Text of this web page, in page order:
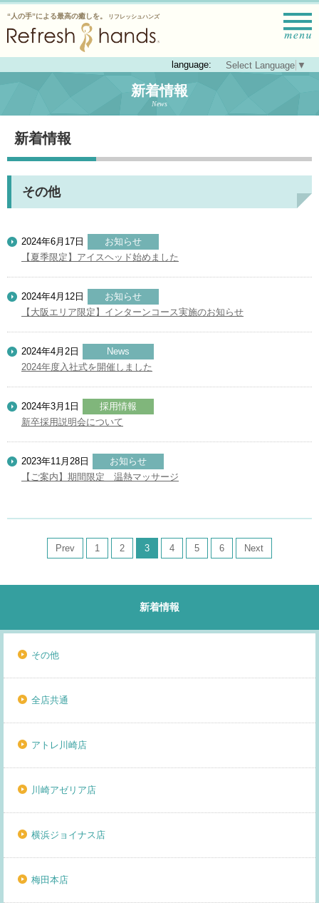
“人の手”による最高の癒しを。 リフレッシュハンズ
language: Select Language ▼
新着情報
News
新着情報
その他
2024年6月17日
お知らせ
【夏季限定】アイスヘッド始めました
2024年4月12日
お知らせ
【大阪エリア限定】インターンコース実施のお知らせ
2024年4月2日
News
2024年度入社式を開催しました
2024年3月1日
採用情報
新卒採用説明会について
2023年11月28日
お知らせ
【ご案内】期間限定 温熱マッサージ
Prev 1 2 3 4 5 6 Next
新着情報
その他
全店共通
アトレ川崎店
川崎アゼリア店
横浜ジョイナス店
梅田本店